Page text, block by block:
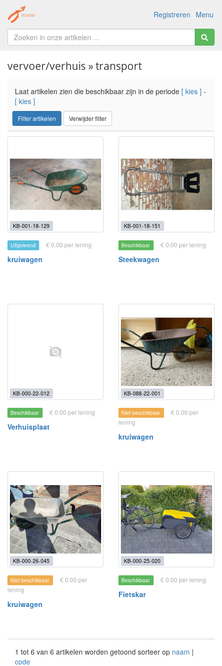
Menu
Registreren
vervoer/verhuis » transport
Laat artikelen zien die beschikbaar zijn in de periode [ kies ] -
[ kies ]
Filter artikelen Verwijder filter
KB-001-18-129
Uitgeleend € 0.00 per lening
kruiwagen
KB-001-18-151
Beschikbaar € 0.00 per lening
Steekwagen
KB-000-22-012
Beschikbaar € 0.00 per lening
Verhuisplaat
KB-088-22-001
Niet beschikbaar
€ 0.00 per
lening
kruiwagen
KB-000-26-045
Niet beschikbaar
€ 0.00 per
lening
kruiwagen
KB-000-25-020
Beschikbaar € 0.00 per lening
Fietskar
1 tot 6 van 6 artikelen worden getoond sorteer op naam |
code